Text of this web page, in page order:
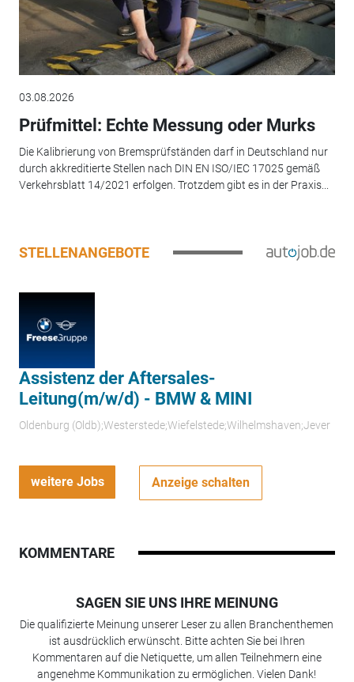
03.08.2026
Prüfmittel: Echte Messung oder Murks
Die Kalibrierung von Bremsprüfständen darf in Deutschland nur
durch akkreditierte Stellen nach DIN EN ISO/IEC 17025 gemäß
Verkehrsblatt 14/2021 erfolgen. Trotzdem gibt es in der Praxis...
STELLENANGEBOTE
Assistenz der Aftersales-
Leitung(m/w/d) - BMW & MINI
Oldenburg (Oldb);Westerstede;Wiefelstede;Wilhelmshaven;Jever
weitere Jobs Anzeige schalten
KOMMENTARE
SAGEN SIE UNS IHRE MEINUNG
Die qualifizierte Meinung unserer Leser zu allen Branchenthemen
ist ausdrücklich erwünscht. Bitte achten Sie bei Ihren
Kommentaren auf die Netiquette, um allen Teilnehmern eine
angenehme Kommunikation zu ermöglichen. Vielen Dank!